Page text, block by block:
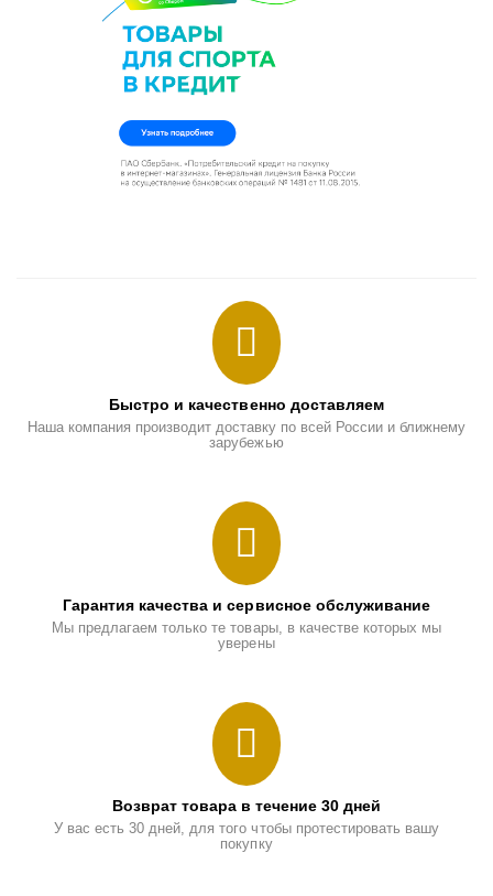
Быстро и качественно доставляем
Наша компания производит доставку по всей России и ближнему
зарубежью
Гарантия качества и сервисное обслуживание
Мы предлагаем только те товары, в качестве которых мы
уверены
Возврат товара в течение 30 дней
У вас есть 30 дней, для того чтобы протестировать вашу
покупку